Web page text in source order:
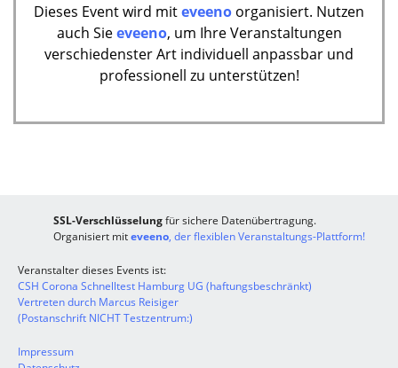
Dieses Event wird miteveeno organisiert. Nutzen
auch Sieeveeno, um Ihre Veranstaltungen
verschiedenster Art individuell anpassbar und
professionell zu unterstützen!
SSL-Verschlüsselungfür sichere Datenübertragung.
Organisiert miteveeno, der flexiblen Veranstaltungs-Plattform!
Veranstalter dieses Events ist:
CSH Corona Schnelltest Hamburg UG (haftungsbeschränkt)
Vertreten durch Marcus Reisiger
(Postanschrift NICHT Testzentrum:)
Impressum